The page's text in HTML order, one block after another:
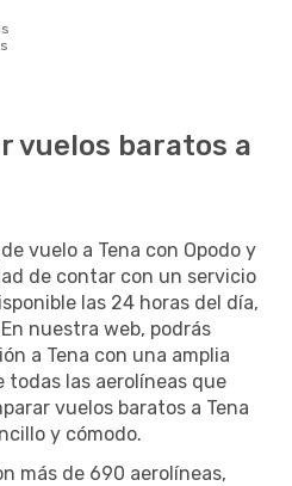
vuelos baratos a
vuelo a Tena con Opodo y
de contar con un servicio
las 24 horas del día,
nuestra web, podrás
a Tena con una amplia
todas las aerolíneas que
vuelos baratos a Tena
y cómodo.
más de 690 aerolíneas,